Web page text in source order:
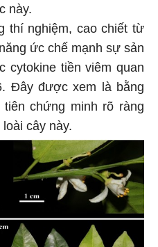
này.
thí nghiệm, cao chiết từ
ức chế mạnh sự sản
cytokine tiền viêm quan
Đây được xem là bằng
chứng minh rõ ràng
cây này.